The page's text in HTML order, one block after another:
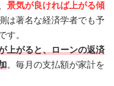
景気が良ければ上がる傾
は著名な経済学者でも予
す。
上がると、ローンの返済
。毎月の支払額が家計を